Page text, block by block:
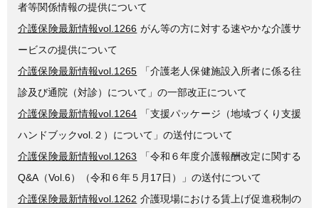
者等関係情報の提供について
介護保険最新情報vol.1266 がん等の方に対する速やかな介護サ
ービスの提供について
介護保険最新情報vol.1265 「介護老人保健施設入所者に係る往
診及び通院（対診）について」の一部改正について
介護保険最新情報vol.1264 「支援パッケージ（地域づくり支援
ハンドブックvol.２）について」の送付について
介護保険最新情報vol.1263 「令和６年度介護報酬改定に関する
Q&A（Vol.6）（令和６年５月17日）」の送付について
介護保険最新情報vol.1262 介護現場における賃上げ促進税制の